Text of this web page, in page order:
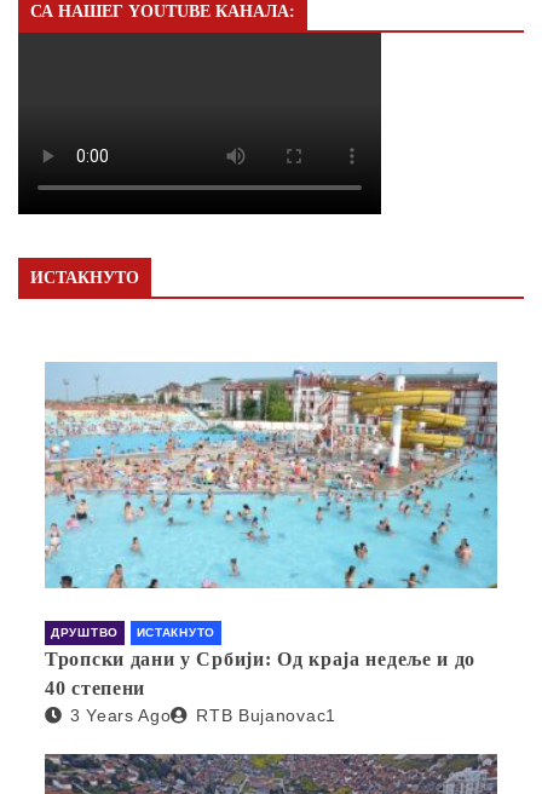
СА НАШЕГ YOUTUBE КАНАЛА:
ИСТАКНУТО
ДРУШТВО ИСТАКНУТО
Тропски дани у Србији: Од краја недеље и до
40 степени
3 Years Ago RTB Bujanovac1